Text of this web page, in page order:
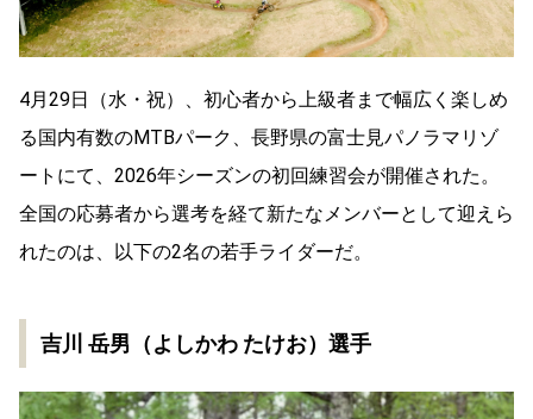
4月29日（水・祝）、初心者から上級者まで幅広く楽しめ
る国内有数のMTBパーク、長野県の富士見パノラマリゾ
ートにて、2026年シーズンの初回練習会が開催された。
全国の応募者から選考を経て新たなメンバーとして迎えら
れたのは、以下の2名の若手ライダーだ。
吉川 岳男（よしかわ たけお）選手